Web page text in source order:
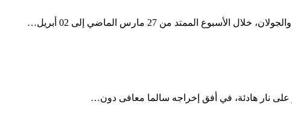
على نار هادئة، في أفق إخراجه سالما معافى دون…